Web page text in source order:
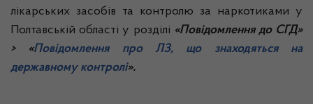
лікарських засобів та контролю за наркотиками у
Полтавській області у розділі «Повідомлення до СГД»
> «Повідомлення про ЛЗ, що знаходяться на
державному контролі».